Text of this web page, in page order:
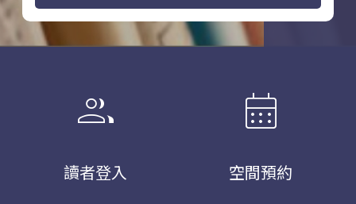
group
讀者登入
calendar_month
空間預約